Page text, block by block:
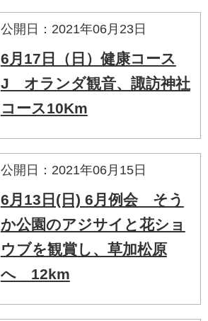
公開日：2021年06月23日
6月17日（日）健康コース
J オランダ観音、諏訪神社
コース10Km
公開日：2021年06月15日
6月13日(日) 6月例会 そう
か公園のアジサイと花ショ
ウブを観賞し、草加松原
へ 12km